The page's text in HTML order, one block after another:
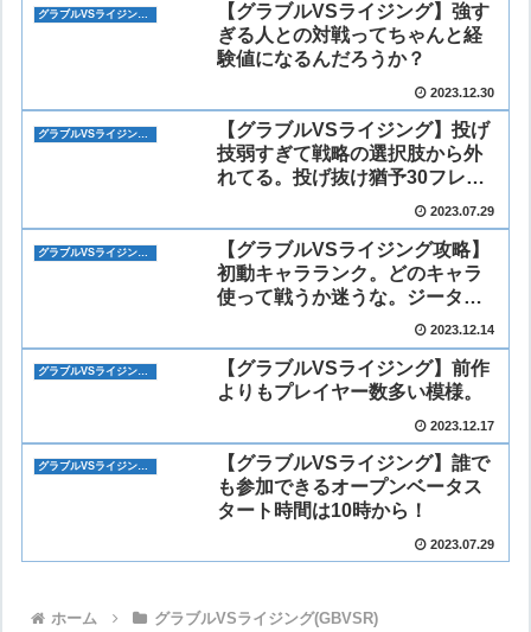
グラブルVSライジング(GBVSR)
【グラブルVSライジング】強す
ぎる人との対戦ってちゃんと経
験値になるんだろうか？
2023.12.30
グラブルVSライジング(GBVSR)
【グラブルVSライジング】投げ
技弱すぎて戦略の選択肢から外
れてる。投げ抜け猶予30フレー
2023.07.29
グラブルVSライジング(GBVSR)
【グラブルVSライジング攻略】
初動キャラランク。どのキャラ
使って戦うか迷うな。ジータと
アニラ最弱候補ときいた。2023.12.14
グラブルVSライジング(GBVSR)
【グラブルVSライジング】前作
よりもプレイヤー数多い模様。
2023.12.17
グラブルVSライジング(GBVSR)
【グラブルVSライジング】誰で
も参加できるオープンベータス
タート時間は10時から！
2023.07.29
ホーム グラブルVSライジング(GBVSR)